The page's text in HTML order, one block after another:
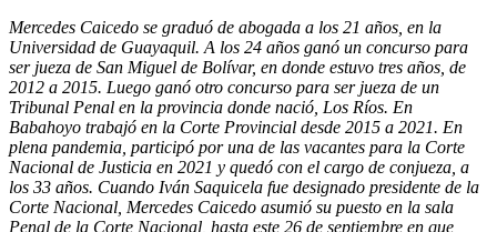
Mercedes Caicedo se graduó de abogada a los 21 años, en la
Universidad de Guayaquil. A los 24 años ganó un concurso para
ser jueza de San Miguel de Bolívar, en donde estuvo tres años, de
2012 a 2015. Luego ganó otro concurso para ser jueza de un
Tribunal Penal en la provincia donde nació, Los Ríos. En
Babahoyo trabajó en la Corte Provincial desde 2015 a 2021. En
plena pandemia, participó por una de las vacantes para la Corte
Nacional de Justicia en 2021 y quedó con el cargo de conjueza, a
los 33 años. Cuando Iván Saquicela fue designado presidente de la
Corte Nacional, Mercedes Caicedo asumió su puesto en la sala
Penal de la Corte Nacional, hasta este 26 de septiembre en que